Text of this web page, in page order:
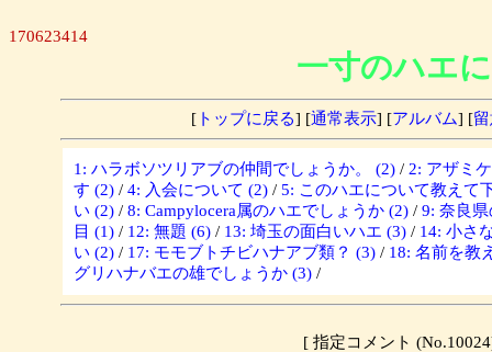
170623414
一寸のハエ
[トップに戻る] [通常表示] [アルバム] [
1: ハラボソツリアブの仲間でしょうか。 (2) / 2: アザミ
す (2) / 4: 入会について (2) / 5: このハエについて教えて
い (2) / 8: Campylocera属のハエでしょうか (2) / 9: 奈良
目 (1) / 12: 無題 (6) / 13: 埼玉の面白いハエ (3) / 14: 小さ
い (2) / 17: モモブトチビハナアブ類？ (3) / 18: 名前を教
グリハナバエの雄でしょうか (3) /
[ 指定コメント